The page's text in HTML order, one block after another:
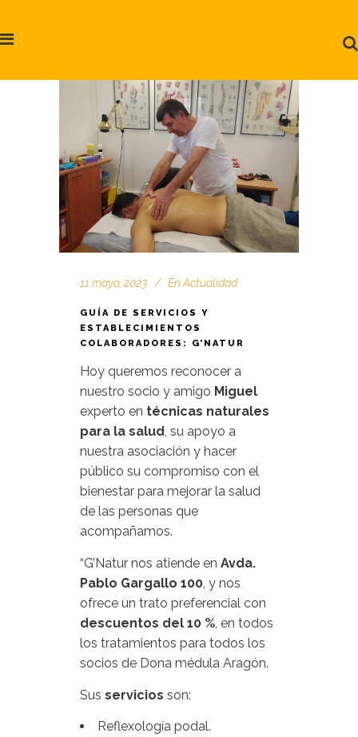
11 mayo, 2023 En Actualidad
GUÍA DE SERVICIOS Y
ESTABLECIMIENTOS
COLABORADORES: G’NATUR
Hoy queremos reconocer a
nuestro socio y amigo Miguel
experto en técnicas naturales
para la salud , su apoyo a
nuestra asociación y hacer
público su compromiso con el
bienestar para mejorar la salud
de las personas que
acompañamos.
“G’Natur nos atiende en Avda.
Pablo Gargallo 100 , y nos
ofrece un trato preferencial con
descuentos del 10 % , en todos
los tratamientos para todos los
socios de Dona médula Aragón.
Sus servicios son:
Reflexología podal.